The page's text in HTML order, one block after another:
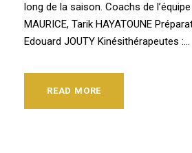
long de la saison. Coachs de
MAURICE, Tarik HAYATOUNE
Edouard JOUTY Kinésithérapeutes :...
READ MORE